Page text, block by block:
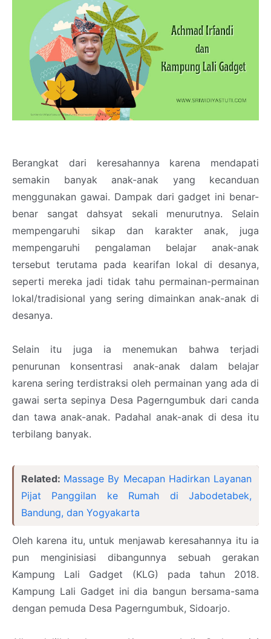
Berangkat dari keresahannya karena mendapati
semakin banyak anak-anak yang kecanduan
menggunakan gawai. Dampak dari gadget ini benar-
benar sangat dahsyat sekali menurutnya. Selain
mempengaruhi sikap dan karakter anak, juga
mempengaruhi pengalaman belajar anak-anak
tersebut terutama pada kearifan lokal di desanya,
seperti mereka jadi tidak tahu permainan-permainan
lokal/tradisional yang sering dimainkan anak-anak di
desanya.
Selain itu juga ia menemukan bahwa terjadi
penurunan konsentrasi anak-anak dalam belajar
karena sering terdistraksi oleh permainan yang ada di
gawai serta sepinya Desa Pagerngumbuk dari canda
dan tawa anak-anak. Padahal anak-anak di desa itu
terbilang banyak.
Related: Massage By Mecapan Hadirkan Layanan
Pijat Panggilan ke Rumah di Jabodetabek,
Bandung, dan Yogyakarta
Oleh karena itu, untuk menjawab keresahannya itu ia
pun menginisiasi dibangunnya sebuah gerakan
Kampung Lali Gadget (KLG) pada tahun 2018.
Kampung Lali Gadget ini dia bangun bersama-sama
dengan pemuda Desa Pagerngumbuk, Sidoarjo.